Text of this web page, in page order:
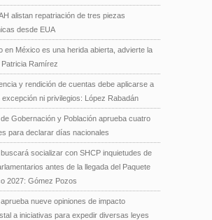
alistan repatriación de tres piezas
desde EUA
en México es una herida abierta, advierte la
Ramírez
y rendición de cuentas debe aplicarse a
excepción ni privilegios: López Rabadán
Gobernación y Población aprueba cuatro
para declarar días nacionales
socializar con SHCP inquietudes de
antes de la llegada del Paquete
2027: Gómez Pozos
nueve opiniones de impacto
a iniciativas para expedir diversas leyes